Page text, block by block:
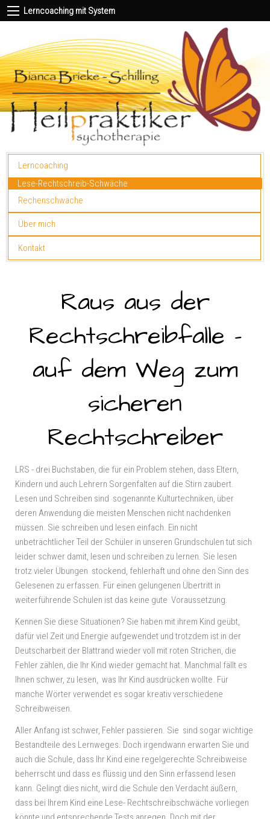
Lerncoaching mit System
Lerncoaching
Lese-Rechtschreib-Schwäche
Rechenschwäche
Über mich
Kontakt
Raus aus der
Rechtschreibfalle -
auf dem Weg zum
sicheren
Rechtschreiber
LRS - drei Buchstaben, die für ein Problem stehen, dass Eltern,
Kindern und auch Lehrern Sorgenfalten auf die Stirn zaubert.
Lesen und Schreiben sind sogenannte Kulturtechniken, über
deren Anwendung die meisten Menschen nicht nachdenken
müssen. Sie schreiben und lesen einfach. Ein nicht
unbeträchtlicher Teil der Schüler in unseren Grundschulen tut sich
leider schwer damit, lesen und schreiben zu lernen. Sie lesen
trotz vieler Übungen stockend, fehlerhaft und ohne den Sinn des
Gelesenen zu erfassen. Für einen gelungenen Übertritt in
weiterführende Schulen ist das keine gute Voraussetzung.
Kennen Sie diese Situationen? Sie haben mit ihrem Kind geübt,
dafür viel Zeit und Energie aufgewendet und trotzdem ist in der
Deutscharbeit der Blattrand wieder voll mit roten Strichen, die
Fehler zählen, die Ihr Kind wieder gemacht hat. Manchmal fällt es
Ihnen schwer, zu lesen, was Ihr Kind ausdrücken wollte. Für
manche Wörter verwendet es sogar kreativ verschiedene
Schreibweisen.
Aller Anfang ist schwer, Fehler passieren. Sie sind sogar wichtige
Bestandteile des Lernweges. Doch irgendwann erwarten Sie und
auch die Schule, dass Ihr Kind eine regelgerechte Schreibweise
beherrscht und dass es flüssig und den Sinn erfassend lesen
kann. Gelingt dies nicht, wird die Schule den Verdacht äußern,
dass bei Ihrem Kind eine Lese- Rechtschreibschwäche vorliegen